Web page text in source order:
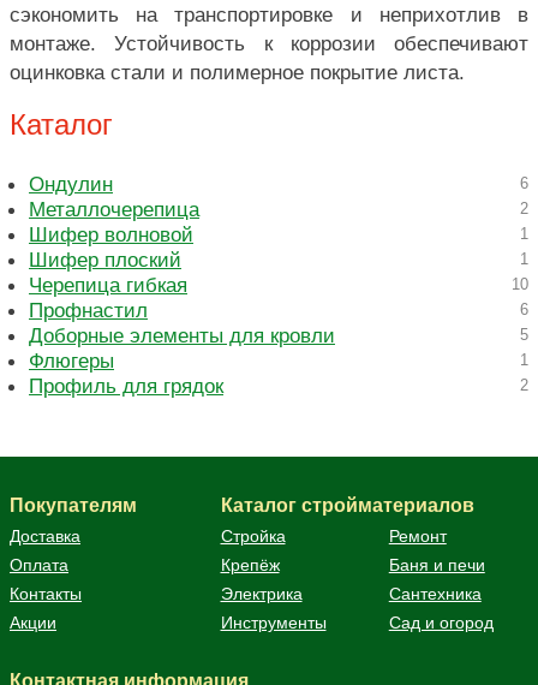
сэкономить на транспортировке и неприхотлив в
монтаже. Устойчивость к коррозии обеспечивают
оцинковка стали и полимерное покрытие листа.
Каталог
Ондулин 6
Металлочерепица 2
Шифер волновой 1
Шифер плоский 1
Черепица гибкая 10
Профнастил 6
Доборные элементы для кровли 5
Флюгеры 1
Профиль для грядок 2
Покупателям
Доставка
Оплата
Контакты
Акции
Каталог стройматериалов
Стройка
Ремонт
Крепёж
Баня и печи
Электрика
Сантехника
Инструменты
Сад и огород
Контактная информация